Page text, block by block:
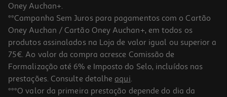
Oney Auchan+.
**Campanha Sem Juros para pagamentos com o Cartão
Oney Auchan / Cartão Oney Auchan+, em todos os
produtos assinalados na Loja de valor igual ou superior a
75€. Ao valor da compra acresce Comissão de
Formalização até 6% e Imposto do Selo, incluídos nas
prestações. Consulte detalhe aqui.
***O valor da primeira prestação depende do dia da